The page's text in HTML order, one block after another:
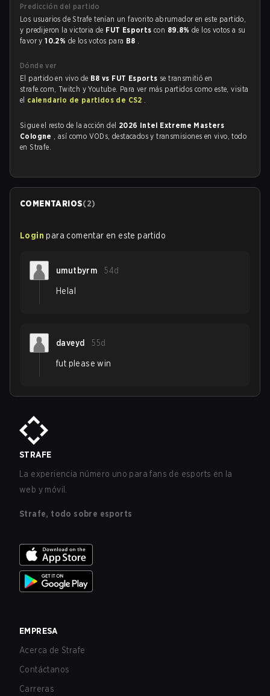
Predicción del partido
Los usuarios de Strafe tenían un favorito abrumador en este partido,
y predijeron la victoria de FUT Esportscon 89.8%de los votos a su
favor y10.2% de los votos para B8 .
Dónde ver
El partido en vivo de B8 vs FUT Esports se transmitió en
strafe.com, Twitch y Youtube. Para ver más partidos como este, visita
el calendario de partidos de CS2 .
Sigue el resto de la acción del 2026 Intel Extreme Masters
Cologne , así como VODs, destacados y transmisiones en vivo, todo
en Strafe.
COMENTARIOS(2)
Login para comentar en este partido
umutbyrm 54d
Helal
daveyd 55d
fut please win
STRAFE
La experiencia número uno para fans de esports en la
web y móvil.
Strafe, todo sobre esports
EMPRESA
Acerca de Strafe
Contáctanos
Carreras